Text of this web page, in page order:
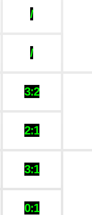
/
/
3:2
2:1
3:1
0:1